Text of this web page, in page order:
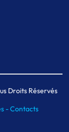
Droits Réservés
-Contacts